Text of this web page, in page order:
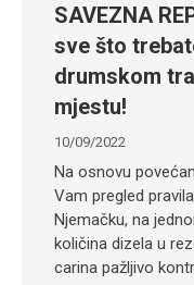
SAVEZNA
sve što
drumskom
mjestu!
10/09/2022
Na osnovu
Vam pregled
Njemačku, na
količina dizela u
carina pažljivo